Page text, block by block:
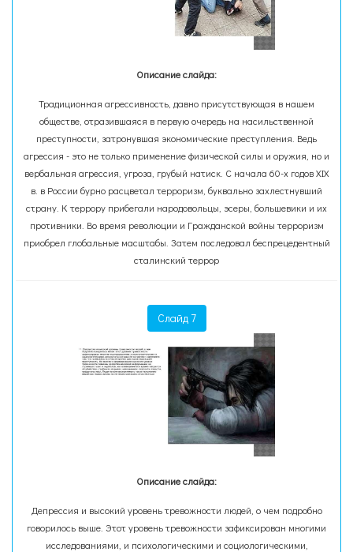
Описание слайда:
Традиционная агрессивность, давно присутствующая в нашем
обществе, отразившаяся в первую очередь на насильственной
преступности, затронувшая экономические преступления. Ведь
агрессия - это не только применение физической силы и оружия, но и
вербальная агрессия, угроза, грубый натиск. С начала 60-х годов XIX
в. в России бурно расцветал терроризм, буквально захлестнувший
страну. К террору прибегали народовольцы, эсеры, большевики и их
противники. Во время революции и Гражданской войны терроризм
приобрел глобальные масштабы. Затем последовал беспрецедентный
сталинский террор
Слайд 7
Описание слайда:
Депрессия и высокий уровень тревожности людей, о чем подробно
говорилось выше. Этот уровень тревожности зафиксирован многими
исследованиями, и психологическими и социологическими,